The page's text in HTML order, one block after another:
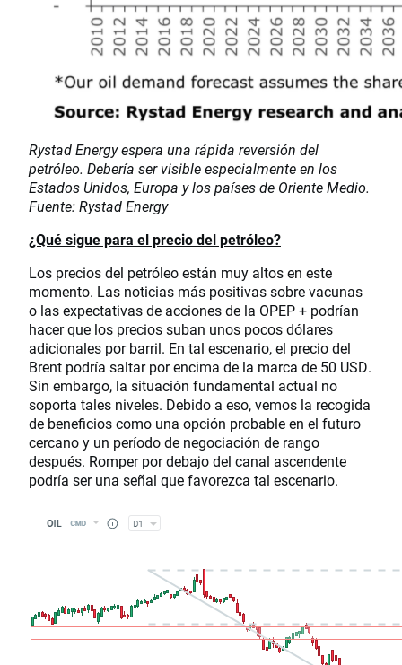
Rystad Energy espera una rápida reversión del
petróleo. Debería ser visible especialmente en los
Estados Unidos, Europa y los países de Oriente Medio.
Fuente: Rystad Energy
¿Qué sigue para el precio del petróleo?
Los precios del petróleo están muy altos en este
momento. Las noticias más positivas sobre vacunas
o las expectativas de acciones de la OPEP + podrían
hacer que los precios suban unos pocos dólares
adicionales por barril. En tal escenario, el precio del
Brent podría saltar por encima de la marca de 50 USD.
Sin embargo, la situación fundamental actual no
soporta tales niveles. Debido a eso, vemos la recogida
de beneficios como una opción probable en el futuro
cercano y un período de negociación de rango
después. Romper por debajo del canal ascendente
podría ser una señal que favorezca tal escenario.